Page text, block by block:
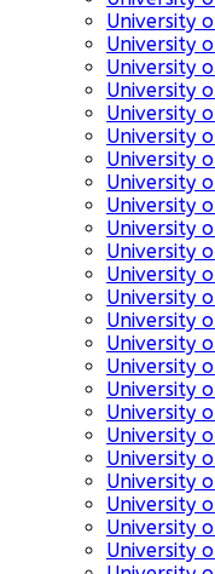
University
University
University
University
University
University
University
University
University
University
University
University
University
University
University
University
University
University
University
University
University
University
University
University